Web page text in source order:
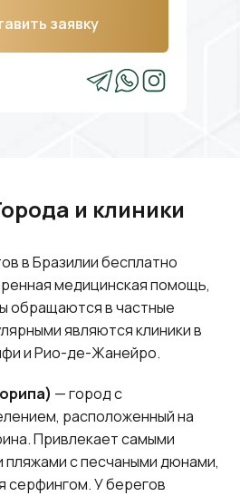
заявку
и клиники
в Бразилии бесплатно
медицинская помощь,
обращаются в частные
являются клиники в
и Рио-де-Жанейро.
— город с
расположенный на
Привлекает самыми
пляжами с песчаными дюнами,
серфингом. У берегов